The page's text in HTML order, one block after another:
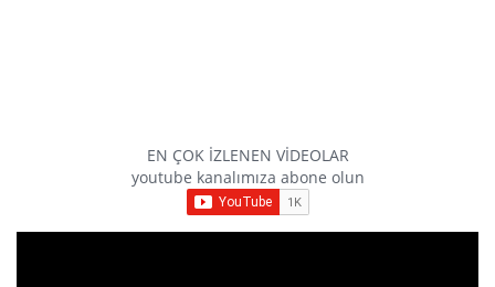
EN ÇOK İZLENEN VİDEOLAR
youtube kanalımıza abone olun